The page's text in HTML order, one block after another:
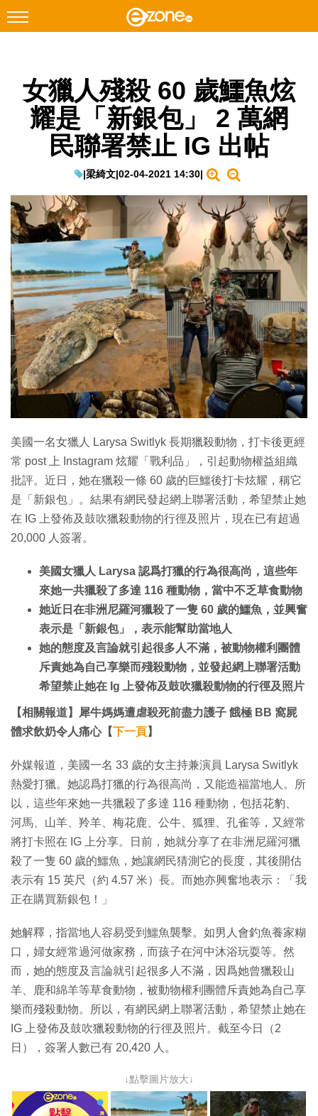
Facebook Instagram
科技焦點
教學評測
EduTech
IT Times
生成式AI與雲端應用
Enterprise Digital Transformation
特集
女獵人殘殺 60 歲鱷魚炫
耀是「新銀包」 2 萬網
民聯署禁止 IG 出帖
|梁綺文|02-04-2021 14:30|
美國一名女獵人 Larysa Switlyk 長期獵殺動物，打卡後更經
常 post 上 Instagram 炫耀「戰利品」，引起動物權益組織
批評。近日，她在獵殺一條 60 歲的巨鱷後打卡炫耀，稱它
是「新銀包」。結果有網民發起網上聯署活動，希望禁止她
在 IG 上發佈及鼓吹獵殺動物的行徑及照片，現在已有超過
20,000 人簽署。
美國女獵人 Larysa 認爲打獵的行為很高尚，這些年
來她一共獵殺了多達 116 種動物，當中不乏草食動物
她近日在非洲尼羅河獵殺了一隻 60 歲的鱷魚，並興奮
表示是「新銀包」，表示能幫助當地人
她的態度及言論就引起很多人不滿，被動物權利團體
斥責她為自己享樂而殘殺動物，並發起網上聯署活動
希望禁止她在 Ig 上發佈及鼓吹獵殺動物的行徑及照片
【相關報道】犀牛媽媽遭虐殺死前盡力護子 餓極 BB 窩屍
體求飲奶令人痛心【下一頁】
外媒報道，美國一名 33 歲的女主持兼演員 Larysa Switlyk
熱愛打獵。她認爲打獵的行為很高尚，又能造福當地人。所
以，這些年來她一共獵殺了多達 116 種動物，包括花豹、
河馬、山羊、羚羊、梅花鹿、公牛、狐狸、孔雀等，又經常
將打卡照在 IG 上分享。日前，她就分享了在非洲尼羅河獵
殺了一隻 60 歲的鱷魚，她讓網民猜測它的長度，其後開估
表示有 15 英尺（約 4.57 米）長。而她亦興奮地表示：「我
正在購買新銀包！」
她解釋，指當地人容易受到鱷魚襲擊。如男人會釣魚養家糊
口，婦女經常過河做家務，而孩子在河中沐浴玩耍等。然
而，她的態度及言論就引起很多人不滿，因爲她曾獵殺山
羊、鹿和綿羊等草食動物，被動物權利團體斥責她為自己享
樂而殘殺動物。所以，有網民網上聯署活動，希望禁止她在
IG 上發佈及鼓吹獵殺動物的行徑及照片。截至今日（2
日），簽署人數已有 20,420 人。
↓點擊圖片放大↓